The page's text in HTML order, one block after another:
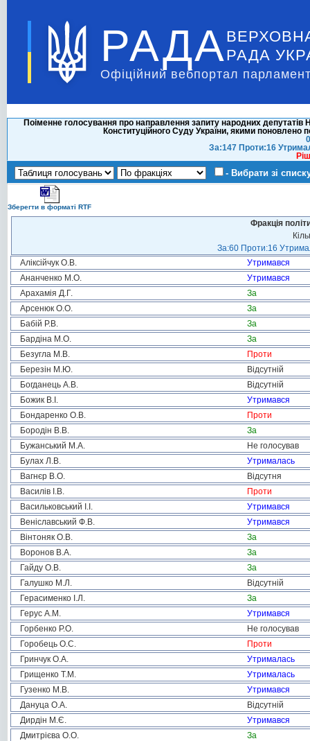
РАДА РАДА
Офіційний вебпортал
Поіменне голосування про направлення запиту народних
Конституційного Суду України, якими поновлено
За:147 Проти:16
- Вибрати зі
Зберегти в форматі RTF
Фракція
За:60 Проти:16
Аліксійчук О.В.
Утримався
Ананченко М.О.
Утримався
Арахамія Д.Г.
За
Арсенюк О.О.
За
Бабій Р.В.
За
Бардіна М.О.
За
Безугла М.В.
Проти
Березін М.Ю.
Відсутній
Богданець А.В.
Відсутній
Божик В.І.
Утримався
Бондаренко О.В.
Проти
Бородін В.В.
За
Бужанський М.А.
Не голосував
Булах Л.В.
Утрималась
Вагнєр В.О.
Відсутня
Василів І.В.
Проти
Васильковський І.І.
Утримався
Веніславський Ф.В.
Утримався
Вінтоняк О.В.
За
Воронов В.А.
За
Гайду О.В.
За
Галушко М.Л.
Відсутній
Герасименко І.Л.
За
Герус А.М.
Утримався
Горбенко Р.О.
Не голосував
Горобець О.С.
Проти
Гринчук О.А.
Утрималась
Грищенко Т.М.
Утрималась
Гузенко М.В.
Утримався
Дануца О.А.
Відсутній
Дирдін М.Є.
Утримався
Дмитрієва О.О.
За